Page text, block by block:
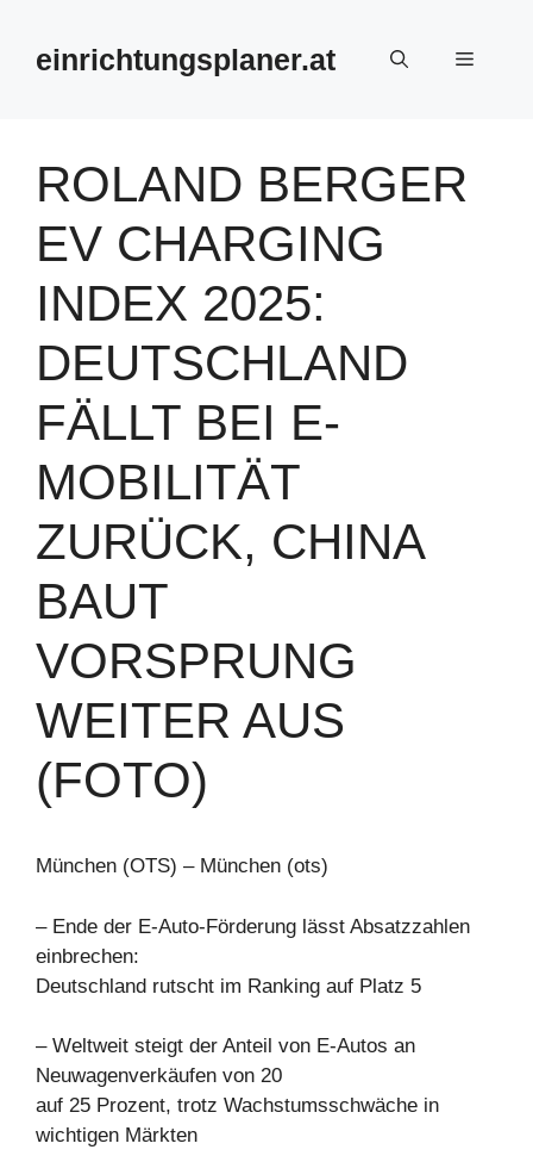
springeneinrichtungsplaner.at Menü
ROLAND BERGER
EV CHARGING
INDEX 2025:
DEUTSCHLAND
FÄLLT BEI E-
MOBILITÄT
ZURÜCK, CHINA
BAUT
VORSPRUNG
WEITER AUS
(FOTO)
München (OTS) – München (ots)
– Ende der E-Auto-Förderung lässt Absatzzahlen
einbrechen:
Deutschland rutscht im Ranking auf Platz 5
– Weltweit steigt der Anteil von E-Autos an
Neuwagenverkäufen von 20
auf 25 Prozent, trotz Wachstumsschwäche in
wichtigen Märkten